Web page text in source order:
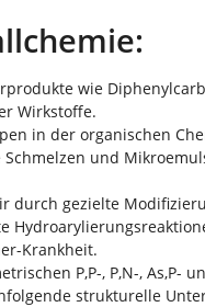
wie
Wirkstoffe.
in der organischen
und
durch gezielte
Krankheit.
P,P-, P,N-, As,P-
strukturelle